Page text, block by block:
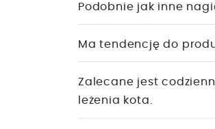
Podobnie jak inne
Ma tendencję do
Zalecane jest
leżenia kota.